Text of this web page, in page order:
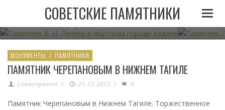
СОВЕТСКИЕ ПАМЯТНИКИ
ПАМЯТНИК В. И. ЛЕНИНУ В ЯКУТСКОМ ГОРОДЕ
АЛДАНЕ
07.11.2022
МОНУМЕНТЫ / ПАМЯТНИКИ
ПАМЯТНИК ЧЕРЕПАНОВЫМ В НИЖНЕМ ТАГИЛЕ
Совмонумент / 21.12.2023 / 4
Памятник Черепановым в Нижнем Тагиле. Торжественное